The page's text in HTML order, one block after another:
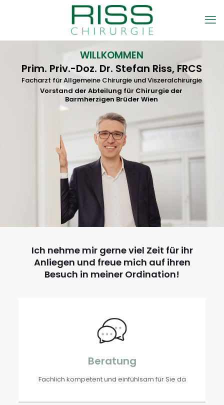
WILLKOMMEN
Prim. Priv.-Doz. Dr. Stefan Riss, FRCS
Facharzt für Allgemeine Chirurgie und Viszeralchirurgie
Vorstand der Abteilung für Chirurgie der
Barmherzigen Brüder Wien
Ich nehme mir gerne viel Zeit für ihr
Anliegen und freue mich auf ihren
Besuch in meiner Ordination!
Beratung
Fachlich kompetent und einfühlsam für Sie da